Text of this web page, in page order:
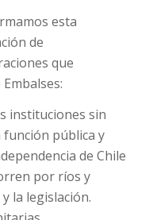
esta
de
que
instituciones sin
pública y
de Chile
por ríos y
la legislación.